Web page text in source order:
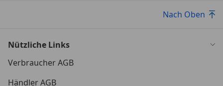
Nach Oben
Nützliche Links
Verbraucher AGB
Händler AGB